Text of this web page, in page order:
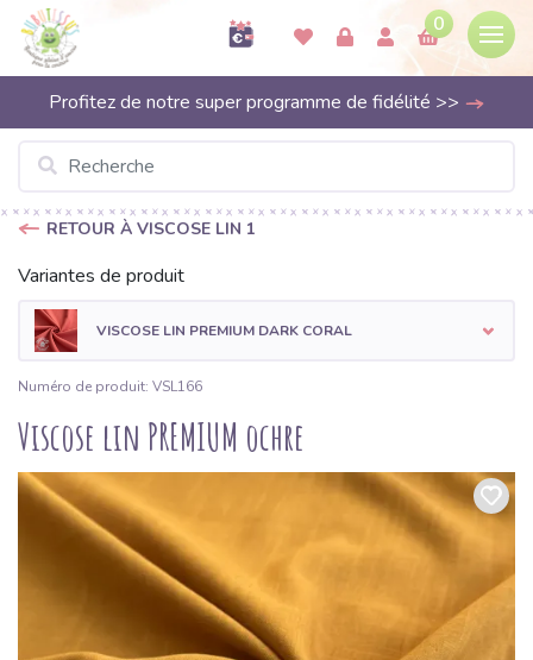
0
Profitez de notre super programme de fidélité >>
RETOUR À VISCOSE LIN 1
Variantes de produit
VISCOSE LIN PREMIUM DARK CORAL
Numéro de produit: VSL166
Viscose lin PREMIUM ochre